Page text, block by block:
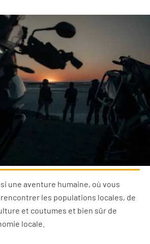
une aventure humaine, où vous
rencontrer les populations locales, de
et coutumes et bien sûr de
locale.